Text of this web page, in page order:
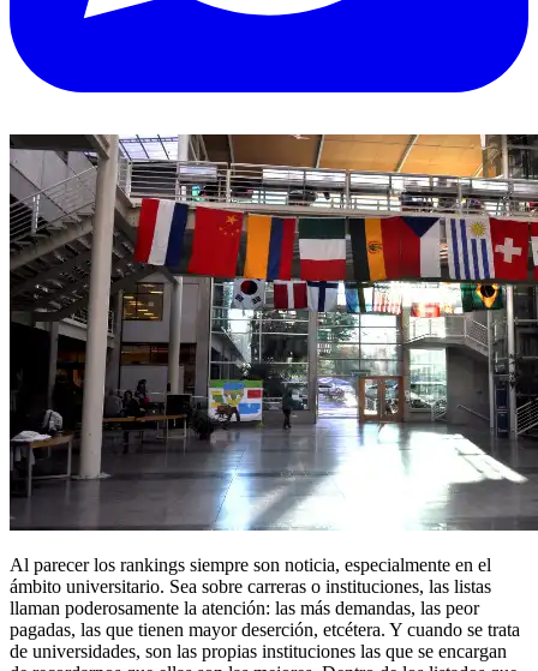
Al parecer los rankings siempre son noticia, especialmente en el
ámbito universitario. Sea sobre carreras o instituciones, las listas
llaman poderosamente la atención: las más demandas, las peor
pagadas, las que tienen mayor deserción, etcétera. Y cuando se trata
de universidades, son las propias instituciones las que se encargan